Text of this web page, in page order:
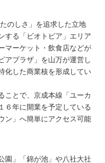
のしさ」を追求した立地
する「ビオトピア」エリア
マーケット・飲食店などが
アプラザ」を山万が運営し
化した商業核を形成してい
ことで、京成本線「ユーカ
６年に開業を予定している
ン」へ簡単にアクセス可能
園」「錦が池」や八社大社